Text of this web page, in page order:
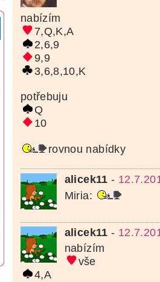
nabízím
7,Q,K,A
2,6,9
9,9
3,6,8,10,K
potřebuju
Q
10
rovnou nabídky
alicek11 -
Miria:
alicek11 -
nabízím
vše
4,A